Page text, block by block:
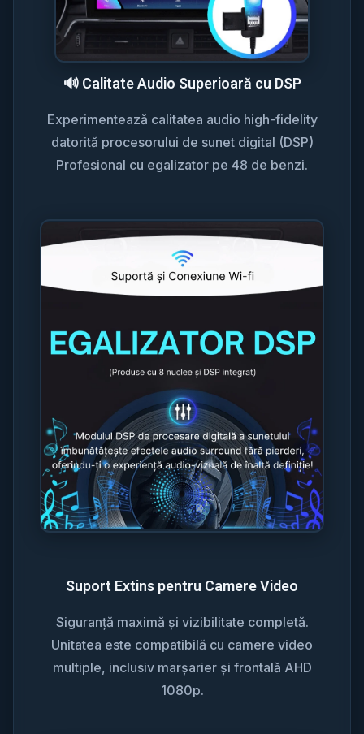
🔊 Calitate Audio Superioară cu DSP
Experimentează calitatea audio high-fidelity
datorită procesorului de sunet digital (DSP)
Profesional cu egalizator pe 48 de benzi.
Suport Extins pentru Camere Video
Siguranță maximă și vizibilitate completă.
Unitatea este compatibilă cu camere video
multiple, inclusiv marșarier și frontală AHD
1080p.